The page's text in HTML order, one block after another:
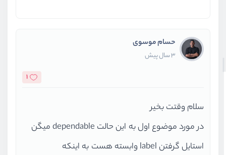
حسام موسوی
3 سال پیش
1
سلام وقتت بخیر
در مورد موضوع اول به این حالت dependable میگن
استایل گرفتن label وابسته هست به اینکه